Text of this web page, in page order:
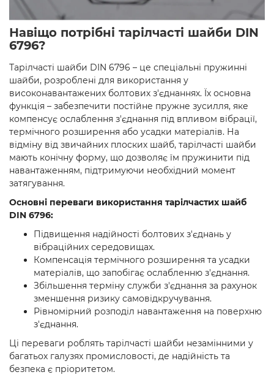
Навіщо потрібні тарілчасті шайби DIN
6796?
Тарілчасті шайби DIN 6796 – це спеціальні пружинні
шайби, розроблені для використання у
високонавантажених болтових з'єднаннях. Їх основна
функція – забезпечити постійне пружне зусилля, яке
компенсує ослаблення з'єднання під впливом вібрації,
термічного розширення або усадки матеріалів. На
відміну від звичайних плоских шайб, тарілчасті шайби
мають конічну форму, що дозволяє їм пружинити під
навантаженням, підтримуючи необхідний момент
затягування.
Основні переваги використання тарілчастих шайб
DIN 6796:
Підвищення надійності болтових з'єднань у
вібраційних середовищах.
Компенсація термічного розширення та усадки
матеріалів, що запобігає ослабленню з'єднання.
Збільшення терміну служби з'єднання за рахунок
зменшення ризику самовідкручування.
Рівномірний розподіл навантаження на поверхню
з'єднання.
Ці переваги роблять тарілчасті шайби незамінними у
багатьох галузях промисловості, де надійність та
безпека є пріоритетом.